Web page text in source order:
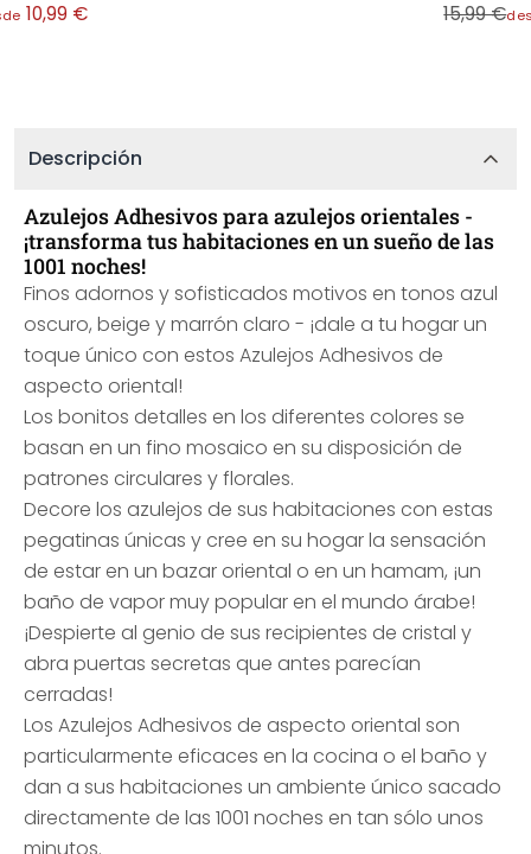
10,99 €
15,99 €
Descripción
Azulejos Adhesivos para azulejos orientales -
¡transforma tus habitaciones en un sueño de las
1001 noches!
Finos adornos y sofisticados motivos en tonos azul
oscuro, beige y marrón claro - ¡dale a tu hogar un
toque único con estos Azulejos Adhesivos de
aspecto oriental!
Los bonitos detalles en los diferentes colores se
basan en un fino mosaico en su disposición de
patrones circulares y florales.
Decore los azulejos de sus habitaciones con estas
pegatinas únicas y cree en su hogar la sensación
de estar en un bazar oriental o en un hamam, ¡un
baño de vapor muy popular en el mundo árabe!
¡Despierte al genio de sus recipientes de cristal y
abra puertas secretas que antes parecían
cerradas!
Los Azulejos Adhesivos de aspecto oriental son
particularmente eficaces en la cocina o el baño y
dan a sus habitaciones un ambiente único sacado
directamente de las 1001 noches en tan sólo unos